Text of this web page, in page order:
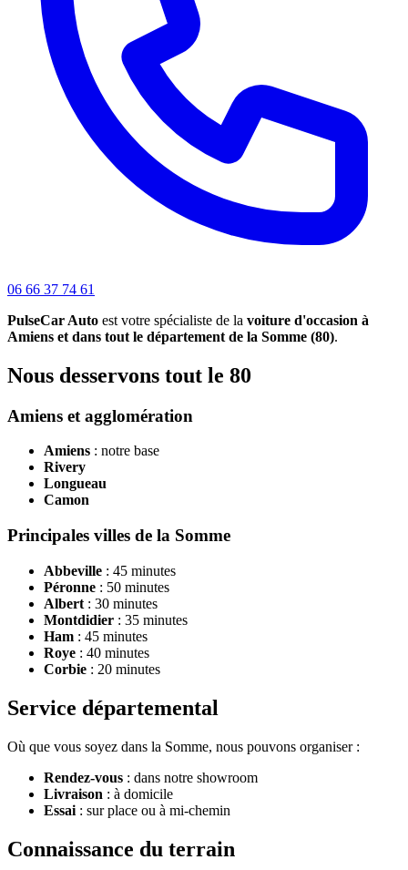
06 66 37 74 61
PulseCar Auto est votre spécialiste de la voiture d'occasion à
Amiens et dans tout le département de la Somme (80).
Nous desservons tout le 80
Amiens et agglomération
Amiens : notre base
Rivery
Longueau
Camon
Principales villes de la Somme
Abbeville : 45 minutes
Péronne : 50 minutes
Albert : 30 minutes
Montdidier : 35 minutes
Ham : 45 minutes
Roye : 40 minutes
Corbie : 20 minutes
Service départemental
Où que vous soyez dans la Somme, nous pouvons organiser :
Rendez-vous : dans notre showroom
Livraison : à domicile
Essai : sur place ou à mi-chemin
Connaissance du terrain